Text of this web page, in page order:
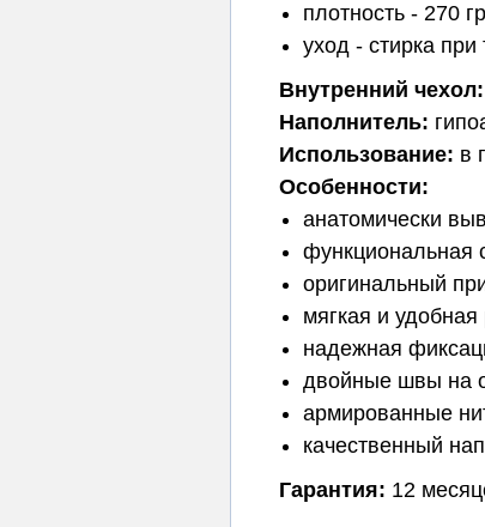
плотность - 270
уход - стирка
Внутренний чехол:
Наполнитель:
Использование: в
Особенности:
анатомически
функциональная
оригинальный
мягкая и
надежная
двойные швы на
армированные
качественный
Гарантия: 12